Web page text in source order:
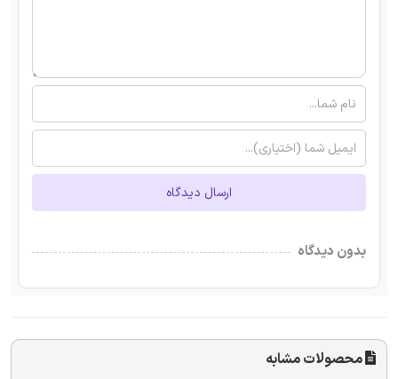
ارسال دیدگاه
بدون دیدگاه
محصولات مشابه